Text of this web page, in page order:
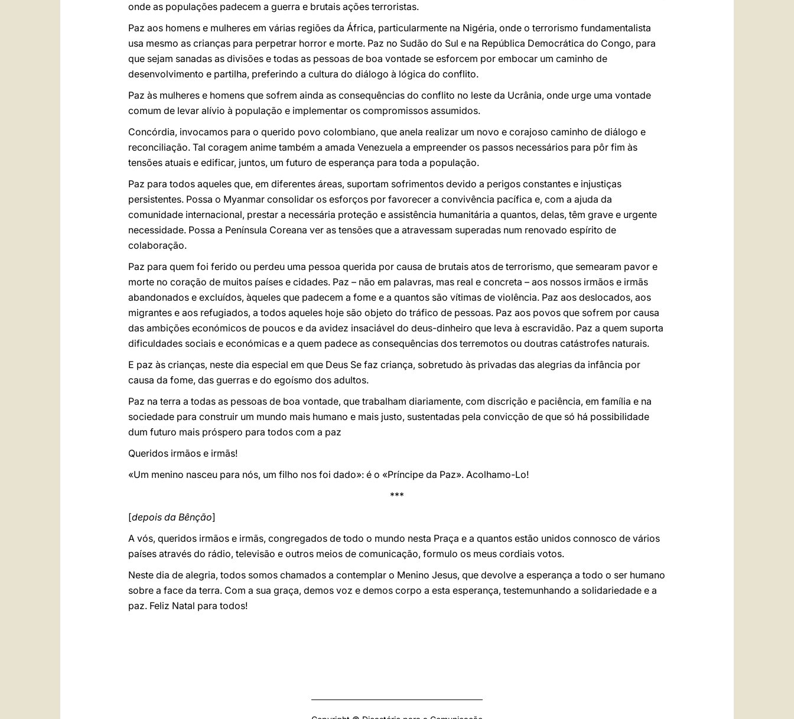
onde as populações padecem a guerra e brutais ações terroristas.
Paz aos homens e mulheres em várias regiões da África, particularmente na Nigéria, onde o terrorismo fundamentalista
usa mesmo as crianças para perpetrar horror e morte. Paz no Sudão do Sul e na República Democrática do Congo, para
que sejam sanadas as divisões e todas as pessoas de boa vontade se esforcem por embocar um caminho de
desenvolvimento e partilha, preferindo a cultura do diálogo à lógica do conflito.
Paz às mulheres e homens que sofrem ainda as consequências do conflito no leste da Ucrânia, onde urge uma vontade
comum de levar alívio à população e implementar os compromissos assumidos.
Concórdia, invocamos para o querido povo colombiano, que anela realizar um novo e corajoso caminho de diálogo e
reconciliação. Tal coragem anime também a amada Venezuela a empreender os passos necessários para pôr fim às
tensões atuais e edificar, juntos, um futuro de esperança para toda a população.
Paz para todos aqueles que, em diferentes áreas, suportam sofrimentos devido a perigos constantes e injustiças
persistentes. Possa o Myanmar consolidar os esforços por favorecer a convivência pacífica e, com a ajuda da
comunidade internacional, prestar a necessária proteção e assistência humanitária a quantos, delas, têm grave e urgente
necessidade. Possa a Península Coreana ver as tensões que a atravessam superadas num renovado espírito de
colaboração.
Paz para quem foi ferido ou perdeu uma pessoa querida por causa de brutais atos de terrorismo, que semearam pavor e
morte no coração de muitos países e cidades. Paz – não em palavras, mas real e concreta – aos nossos irmãos e irmãs
abandonados e excluídos, àqueles que padecem a fome e a quantos são vítimas de violência. Paz aos deslocados, aos
migrantes e aos refugiados, a todos aqueles hoje são objeto do tráfico de pessoas. Paz aos povos que sofrem por causa
das ambições económicos de poucos e da avidez insaciável do deus-dinheiro que leva à escravidão. Paz a quem suporta
dificuldades sociais e económicas e a quem padece as consequências dos terremotos ou doutras catástrofes naturais.
E paz às crianças, neste dia especial em que Deus Se faz criança, sobretudo às privadas das alegrias da infância por
causa da fome, das guerras e do egoísmo dos adultos.
Paz na terra a todas as pessoas de boa vontade, que trabalham diariamente, com discrição e paciência, em família e na
sociedade para construir um mundo mais humano e mais justo, sustentadas pela convicção de que só há possibilidade
dum futuro mais próspero para todos com a paz
Queridos irmãos e irmãs!
«Um menino nasceu para nós, um filho nos foi dado»: é o «Príncipe da Paz». Acolhamo-Lo!
***
[depois da Bênção]
A vós, queridos irmãos e irmãs, congregados de todo o mundo nesta Praça e a quantos estão unidos connosco de vários
países através do rádio, televisão e outros meios de comunicação, formulo os meus cordiais votos.
Neste dia de alegria, todos somos chamados a contemplar o Menino Jesus, que devolve a esperança a todo o ser humano
sobre a face da terra. Com a sua graça, demos voz e demos corpo a esta esperança, testemunhando a solidariedade e a
paz. Feliz Natal para todos!